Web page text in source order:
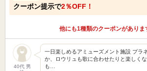
クーポン提示で2％OFF！
他にも1種類のクーポンがありま
40代 男
一日楽しめるアミューズメント施設 プラ
か、ロウリュも歌に合わせたりと楽しく
も…